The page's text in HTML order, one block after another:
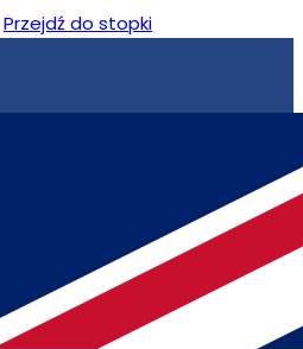
Przejdź do stopki